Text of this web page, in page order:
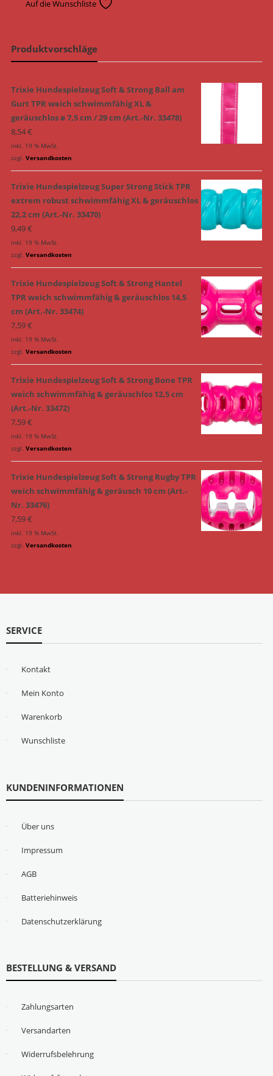
Auf die Wunschliste
Produktvorschläge
Trixie Hundespielzeug Soft & Strong Ball am
Gurt TPR weich schwimmfähig XL &
geräuschlos ø 7,5 cm / 29 cm (Art.-Nr. 33478)
8,54€
inkl. 19 % MwSt.
zzgl. Versandkosten
Trixie Hundespielzeug Super Strong Stick TPR
extrem robust schwimmfähig XL & geräuschlos
22,2 cm (Art.-Nr. 33470)
9,49€
inkl. 19 % MwSt.
zzgl. Versandkosten
Trixie Hundespielzeug Soft & Strong Hantel
TPR weich schwimmfähig & geräuschlos 14,5
cm (Art.-Nr. 33474)
7,59€
inkl. 19 % MwSt.
zzgl. Versandkosten
Trixie Hundespielzeug Soft & Strong Bone TPR
weich schwimmfähig & geräuschlos 12,5 cm
(Art.-Nr. 33472)
7,59€
inkl. 19 % MwSt.
zzgl. Versandkosten
Trixie Hundespielzeug Soft & Strong Rugby TPR
weich schwimmfähig & geräusch 10 cm (Art.-
Nr. 33476)
7,59€
inkl. 19 % MwSt.
zzgl. Versandkosten
SERVICE
Kontakt
Mein Konto
Warenkorb
Wunschliste
KUNDENINFORMATIONEN
Über uns
Impressum
AGB
Batteriehinweis
Datenschutzerklärung
BESTELLUNG & VERSAND
Zahlungsarten
Versandarten
Widerrufsbelehrung